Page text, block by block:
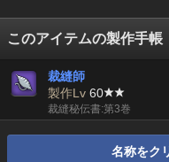
このアイテムの製作手帳
裁縫師
製作Lv 60
裁縫秘伝書:第3巻
名称をク